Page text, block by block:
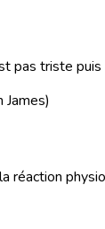
pas triste
réaction